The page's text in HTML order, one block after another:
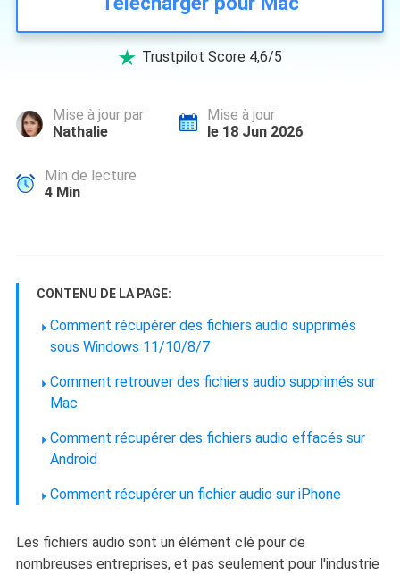
 Trustpilot Score 4,6/5
Mise à jour par
Nathalie
Mise à jour
le 18 Jun 2026
Min de lecture
4Min
CONTENU DE LA PAGE:
Comment récupérer des fichiers audio supprimés
sous Windows 11/10/8/7
Comment retrouver des fichiers audio supprimés sur
Mac
Comment récupérer des fichiers audio effacés sur
Android
Comment récupérer un fichier audio sur iPhone
Les fichiers audio sont un élément clé pour de
nombreuses entreprises, et pas seulement pour l'industrie